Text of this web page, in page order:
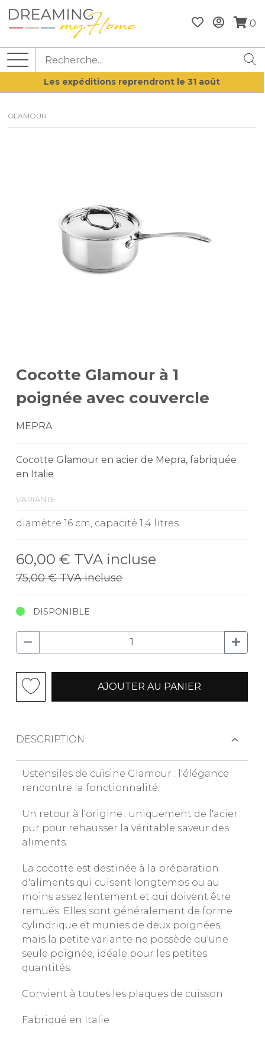
0
Les expéditions reprendront le 31 août
GLAMOUR
Cocotte Glamour à 1
poignée avec couvercle
MEPRA
Cocotte Glamour en acier de Mepra, fabriquée
en Italie
variante
diamètre 16 cm, capacité 1,4 litres
60,00 € TVA incluse
75,00 €TVA incluse
DISPONIBLE
AJOUTER AU PANIER
DESCRIPTION
Ustensiles de cuisine Glamour : l'élégance
rencontre la fonctionnalité.
Un retour à l'origine : uniquement de l'acier
pur pour rehausser la véritable saveur des
aliments.
La cocotte est destinée à la préparation
d'aliments qui cuisent longtemps ou au
moins assez lentement et qui doivent être
remués. Elles sont généralement de forme
cylindrique et munies de deux poignées,
mais la petite variante ne possède qu'une
seule poignée, idéale pour les petites
quantités.
Convient à toutes les plaques de cuisson
Fabriqué en Italie